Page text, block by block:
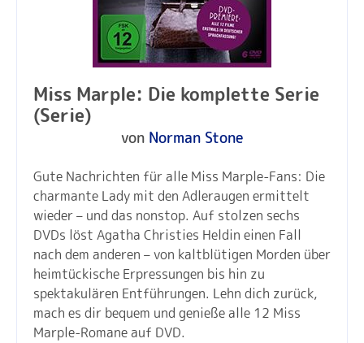
Miss Marple: Die komplette Serie
(Serie)
von Norman Stone
Gute Nachrichten für alle Miss Marple-Fans: Die
charmante Lady mit den Adleraugen ermittelt
wieder – und das nonstop. Auf stolzen sechs
DVDs löst Agatha Christies Heldin einen Fall
nach dem anderen – von kaltblütigen Morden über
heimtückische Erpressungen bis hin zu
spektakulären Entführungen. Lehn dich zurück,
mach es dir bequem und genieße alle 12 Miss
Marple-Romane auf DVD.